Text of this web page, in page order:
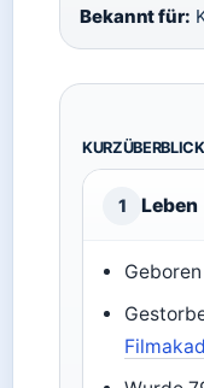
Bekannt für:
KURZÜBERBLICK
1 Leben